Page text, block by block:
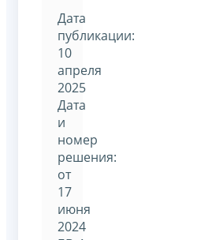
Дата
публикации:
10
апреля
2025
Дата
и
номер
решения:
от
17
июня
2024